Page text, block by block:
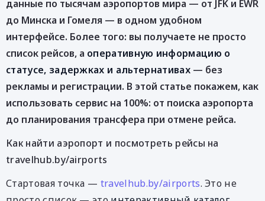
данные по тысячам аэропортов мира — от JFK и EWR
до Минска и Гомеля — в одном удобном
интерфейсе. Более того: вы получаете не просто
список рейсов, а оперативную информацию о
статусе, задержках и альтернативах— без
рекламы и регистрации. В этой статье покажем, как
использовать сервис на 100%: от поиска аэропорта
до планирования трансфера при отмене рейса.
Как найти аэропорт и посмотреть рейсы на
travelhub.by/airports
Стартовая точка — travelhub.by/airports. Это не